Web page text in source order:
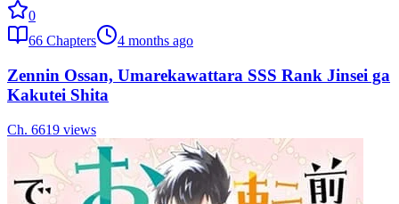
0
66 Chapters 4 months ago
Zennin Ossan, Umarekawattara SSS Rank Jinsei ga
Kakutei Shita
Ch. 6619 views